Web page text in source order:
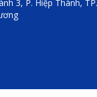
3, P. Hiệp Thành, TP.